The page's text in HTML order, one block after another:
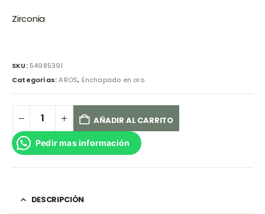
Zirconia
SKU: 54985391
Categorías:AROS, Enchapado en oro
AÑADIR AL CARRITO
Pedir mas información
DESCRIPCIÓN